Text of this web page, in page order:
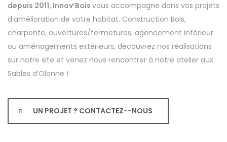
depuis 2011, Innov’Bois vous accompagne dans vos projets
d’amélioration de votre habitat. Construction Bois,
charpente, ouvertures/fermetures, agencement intérieur
ou aménagements extérieurs, découvrez nos réalisations
sur notre site et venez nous rencontrer à notre atelier aux
Sables d’Olonne !
UN PROJET ? CONTACTEZ--NOUS